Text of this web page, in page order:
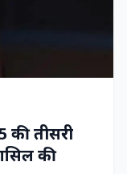
की तीसरी
की